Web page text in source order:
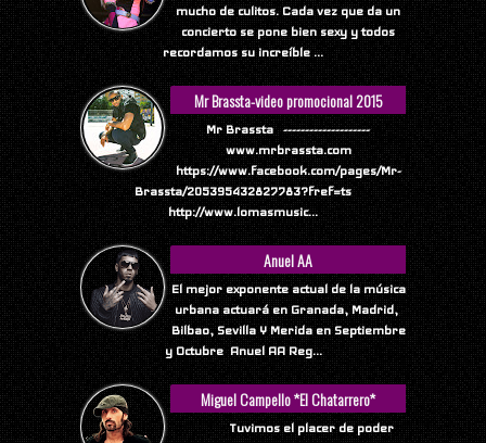
mucho de culitos. Cada vez que da un
concierto se pone bien sexy y todos
recordamos su increíble ...
Mr Brassta-video promocional 2015
Mr Brassta --------------------
www.mrbrassta.com
https://www.facebook.com/pages/Mr-
Brassta/205395432827783?fref=ts
http://www.lomasmusic...
Anuel AA
El mejor exponente actual de la música
urbana actuará en Granada, Madrid,
Bilbao, Sevilla Y Merida en Septiembre
y Octubre Anuel AA Reg...
Miguel Campello *El Chatarrero*
Tuvimos el placer de poder